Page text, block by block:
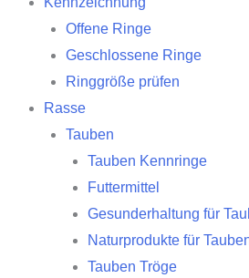
Offene Ringe
Geschlossene Ringe
Ringgröße prüfen
Rasse
Tauben
Tauben Kennringe
Futtermittel
Gesunderhaltung für
Naturprodukte für
Tauben Tröge